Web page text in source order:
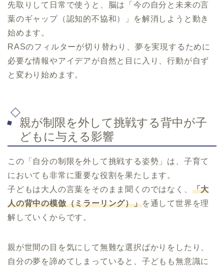
先取りして日常で使うと、脳は「今の自分と未来の言
葉のギャップ（認知的不協和）」を解消しようと動き
始めます。
RASのフィルターが切り替わり、夢を実現するために
必要な情報やアイデアが自然と目に入り、行動が自ず
と変わり始めます。
親が制限を外して挑戦する背中が子
どもに与える影響
この「自分の制限を外して挑戦する姿勢」は、子育て
においても非常に重要な役割を果たします。
子どもは大人の言葉をそのまま聞くのではなく、 「大
人の背中の模倣（ミラーリング）」を通して世界を理
解していくからです。
親が世間の目を気にして無難な選択ばかりをしたり、
自分の夢を諦めてしまっていると、子どもも無意識に